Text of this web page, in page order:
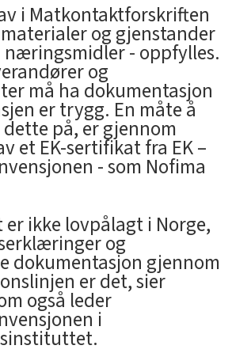
i Matkontaktforskriften
og gjenstander
næringsmidler - oppfylles.
og
må ha dokumentasjon
er trygg. En måte å
på, er gjennom
et EK-sertifikat fra EK –
- som Nofima
er ikke lovpålagt i Norge,
og
dokumentasjon gjennom
er det, sier
også leder
i